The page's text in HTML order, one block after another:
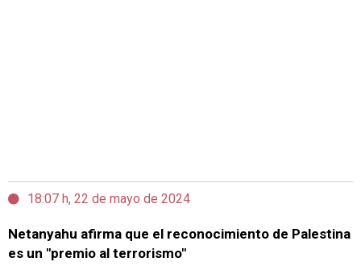
18:07 h, 22 de mayo de 2024
Netanyahu afirma que el reconocimiento de Palestina
es un "premio al terrorismo"